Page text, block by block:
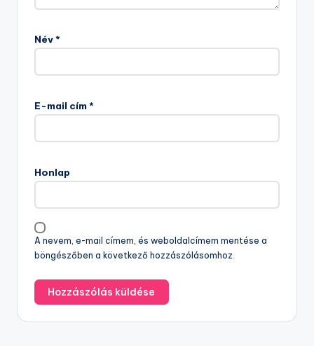
Név*
E-mail cím *
Honlap
A nevem, e-mail címem, és weboldalcímem mentése a
böngészőben a következő hozzászólásomhoz.